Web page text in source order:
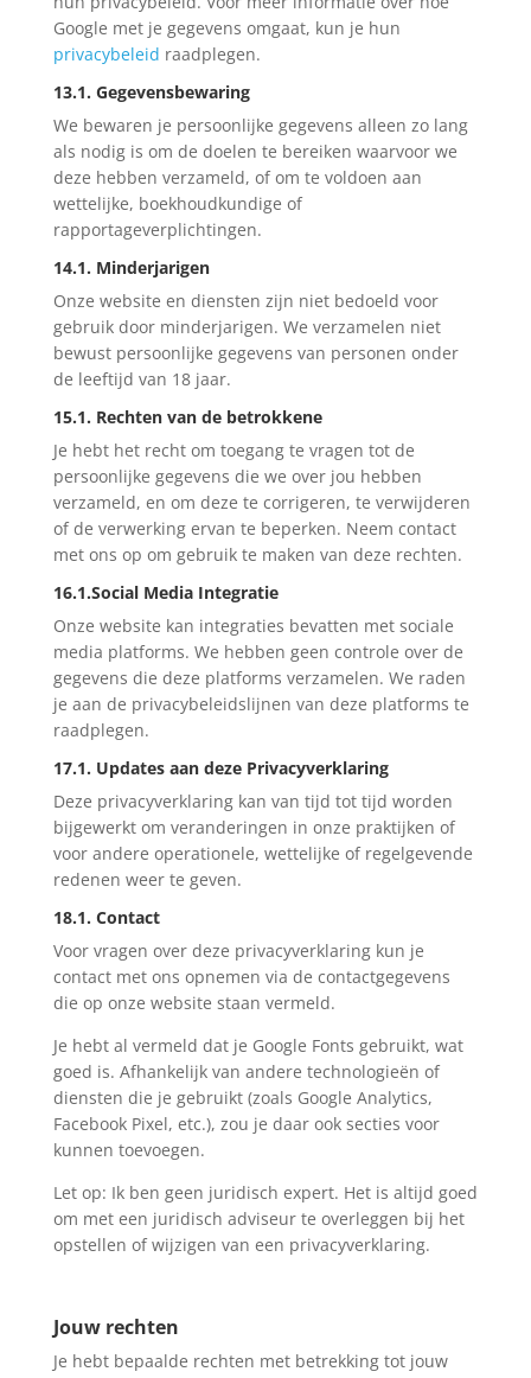
Google met je gegevens omgaat, kun je hun
privacybeleid raadplegen.
13.1. Gegevensbewaring
We bewaren je persoonlijke gegevens alleen zo lang
als nodig is om de doelen te bereiken waarvoor we
deze hebben verzameld, of om te voldoen aan
wettelijke, boekhoudkundige of
rapportageverplichtingen.
14.1. Minderjarigen
Onze website en diensten zijn niet bedoeld voor
gebruik door minderjarigen. We verzamelen niet
bewust persoonlijke gegevens van personen onder
de leeftijd van 18 jaar.
15.1. Rechten van de betrokkene
Je hebt het recht om toegang te vragen tot de
persoonlijke gegevens die we over jou hebben
verzameld, en om deze te corrigeren, te verwijderen
of de verwerking ervan te beperken. Neem contact
met ons op om gebruik te maken van deze rechten.
16.1.Social Media Integratie
Onze website kan integraties bevatten met sociale
media platforms. We hebben geen controle over de
gegevens die deze platforms verzamelen. We raden
je aan de privacybeleidslijnen van deze platforms te
raadplegen.
17.1. Updates aan deze Privacyverklaring
Deze privacyverklaring kan van tijd tot tijd worden
bijgewerkt om veranderingen in onze praktijken of
voor andere operationele, wettelijke of regelgevende
redenen weer te geven.
18.1. Contact
Voor vragen over deze privacyverklaring kun je
contact met ons opnemen via de contactgegevens
die op onze website staan vermeld.
Je hebt al vermeld dat je Google Fonts gebruikt, wat
goed is. Afhankelijk van andere technologieën of
diensten die je gebruikt (zoals Google Analytics,
Facebook Pixel, etc.), zou je daar ook secties voor
kunnen toevoegen.
Let op: Ik ben geen juridisch expert. Het is altijd goed
om met een juridisch adviseur te overleggen bij het
opstellen of wijzigen van een privacyverklaring.
Jouw rechten
Je hebt bepaalde rechten met betrekking tot jouw